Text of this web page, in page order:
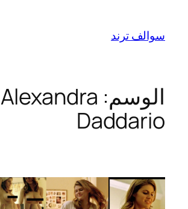
المحتوى
سوالف ترند
الوسم: Alexandra
Daddario